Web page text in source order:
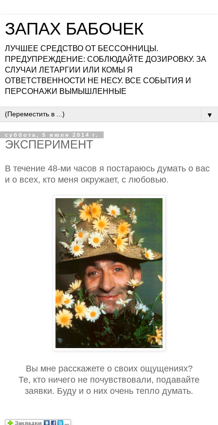
ЗАПАХ БАБОЧЕК
ЛУЧШЕЕ СРЕДСТВО ОТ БЕССОННИЦЫ.
ПРЕДУПРЕЖДЕНИЕ: СОБЛЮДАЙТЕ ДОЗИРОВКУ. ЗА
СЛУЧАИ ЛЕТАРГИИ ИЛИ КОМЫ Я
ОТВЕТСТВЕННОСТИ НЕ НЕСУ. ВСЕ СОБЫТИЯ И
ПЕРСОНАЖИ ВЫМЫШЛЕННЫЕ
▼
суббота, 5 июля 2014 г.
ЭКСПЕРИМЕНТ
В течение 48-ми часов я постараюсь думать о вас
и о всех, кто меня окружает, с любовью.
Вы мне расскажете о своих ощущениях?
Те, кто ничего не почувствовали, подавайте
заявки. Буду и о них очень тепло думать.